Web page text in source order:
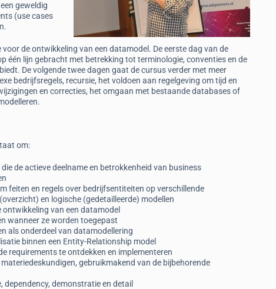
geweldig
(use cases
de ontwikkeling van een datamodel. De eerste dag van de
één lijn gebracht met betrekking tot terminologie, conventies en de
De volgende twee dagen gaat de cursus verder met meer
bedrijfsregels, recursie, het voldoen aan regelgeving om tijd en
en correcties, het omgaan met bestaande databases of
om:
de actieve deelname en betrokkenheid van business
feiten en regels over bedrijfsentiteiten op verschillende
en logische (gedetailleerde) modellen
van een datamodel
wanneer ze worden toegepast
als onderdeel van datamodellering
binnen een Entity-Relationship model
requirements te ontdekken en implementeren
gebruikmakend van de bijbehorende
dependency, demonstratie en detail